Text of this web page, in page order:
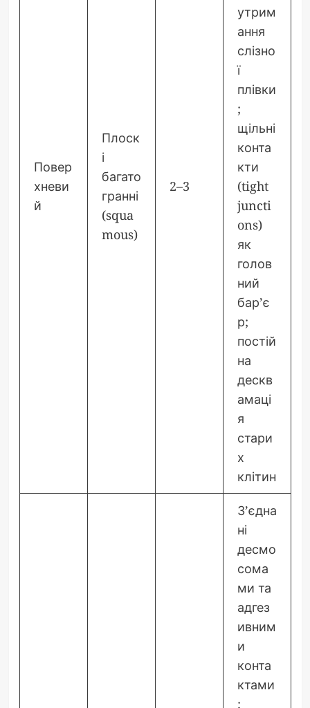
Повер
хневи
й
Плоск
і
багато
гранні
(squa
mous)
2–3
утрим
ання
слізно
ї
плівки
;
щільні
конта
кти
(tight
juncti
ons)
як
голов
ний
бар’є
р;
постій
на
дескв
амаці
я
стари
х
клітин
З’єдна
ні
десмо
сома
ми та
адгез
ивним
и
конта
ктами
;